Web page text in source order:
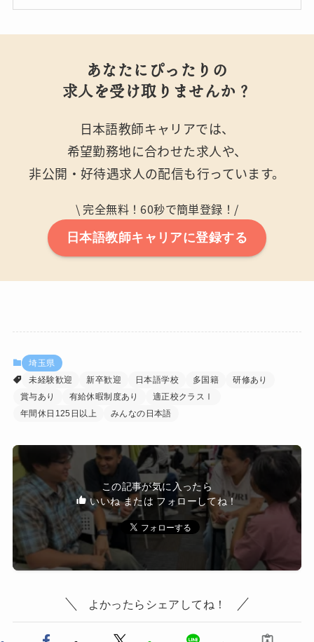
あなたにぴったりの
求人を受け取りませんか？
日本語教師キャリアでは、
希望勤務地に合わせた求人や、
非公開・好待遇求人の配信も行っています。
\ 完全無料！60秒で簡単登録！/
日本語教師キャリアに登録する
埼玉県
未経験歓迎
新卒歓迎 日本語学校 多国籍
研修あり
賞与あり
有給休暇制度あり
適正校クラスⅠ
年間休日125日以上
みんなの日本語
この記事が気に入ったら
いいね または フォローしてね！
よかったらシェアしてね！